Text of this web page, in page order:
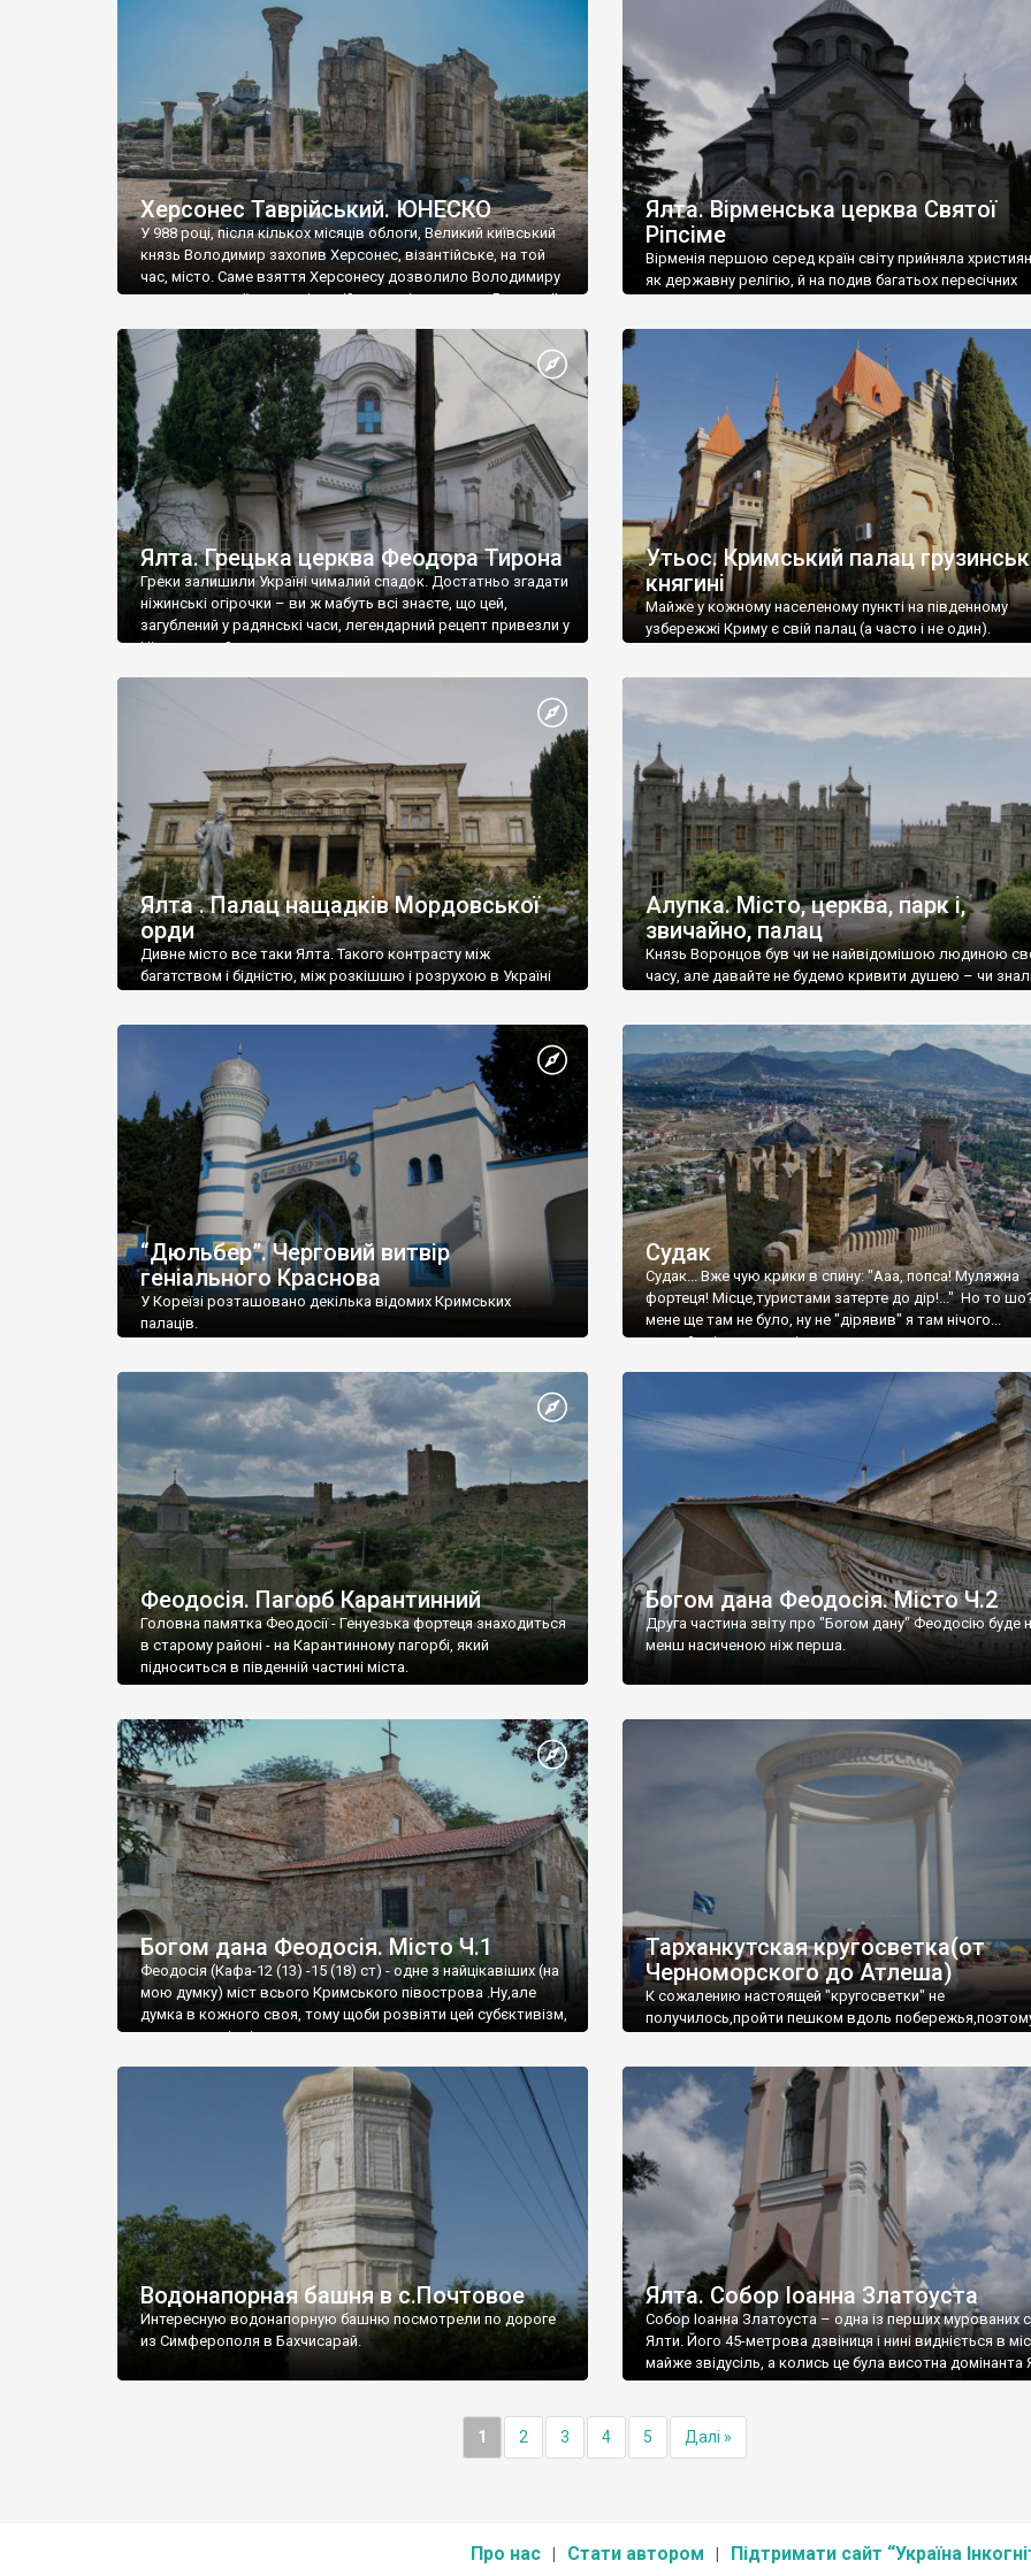
візантійської доби. Раритети викрадені з фондів об’єкту
культурної спадщини ЮНЕСКО «Херсонеса Таврійського».
Офіційно – на виставку «Золото Візантії», але експерти та
влада в Україні вважають це лише […]
називаються «повстяками» (postaki)…” “Вино. Крим
виробляє відмінне вино і його вдосталь: воно все
легке біле і дуже […]
Херсонес Таврійський. ЮНЕСКО
У 988 році, після кількох місяців облоги, Великий київський
князь Володимир захопив Херсонес, візантійське, на той
час, місто. Саме взяття Херсонесу дозволило Володимиру
диктувати свої умови візантійському імператору Василю ІІ,
Херсонесі Володимир-язичник, став Василем-
християнином. А потім було Хрещення Русі. На честь
Херсонесу Таврійського названо місто […]
Ялта. Вірменська церква Святої
Ріпсіме
Вірменія першою серед країн світу прийняла
як державну релігію, й на подив багатьох пересічних
Ялта. Грецька церква Феодора Тирона
Греки залишили Україні чималий спадок. Достатньо згадати
ніжинські огірочки – ви ж мабуть всі знаєте, що цей,
загублений у радянські часи, легендарний рецепт привезли у
Ніжин греки?
Утьос. Кримський палац
княгині
Майже у кожному населеному пункті на південному
узбережжі Криму є свій палац (а часто і не один).
Ялта . Палац нащадків Мордовської
орди
Дивне місто все таки Ялта. Такого контрасту між
багатством і бідністю, між розкішшю і розрухою в Україні
Алупка. Місто, церква, парк і,
звичайно, палац
Князь Воронцов був чи не найвідомішою людиною
часу, але давайте не будемо кривити душею – чи
“Дюльбер”. Черговий витвір
геніального Краснова
У Кореїзі розташовано декілька відомих Кримських
палаців.
Судак
Судак... Вже чую крики в спину: "Ааа, попса! Муляжна
фортеця! Місце,туристами затерте до дір!..." Но то
мене ще там не було, ну не "дірявив" я там нічого...
принаймні до цього літа.
Феодосія. Пагорб Карантинний
Головна памятка Феодосії - Генуезька фортеця знаходиться
в старому районі - на Карантинному пагорбі, який
підноситься в південній частині міста.
Богом дана Феодосія. Місто Ч.2
Друга частина звіту про "Богом дану" Феодосію буде
менш насиченою ніж перша.
Богом дана Феодосія. Місто Ч.1
Феодосія (Кафа-12 (13) -15 (18) ст) - одне з найцікавіших (на
мою думку) міст всього Кримського півострова .Ну,але
думка в кожного своя, тому щоби розвіяти цей субєктивізм,
запрошую відвідати це
Тарханкутская кругосветка(от
Черноморского до Атлеша)
К сожалению настоящей "кругосветки" не
получилось,пройти пешком вдоль
Водонапорная башня в с.Почтовое
Интересную водонапорную башню посмотрели по дороге
из Симферополя в Бахчисарай.
Ялта. Собор Іоанна Златоуста
Собор Іоанна Златоуста – одна із перших мурованих
Ялти. Його 45-метрова дзвіниця і нині видніється в
майже звідусіль, а колись це була висотна домінанта
1 2 3 4 5 Далі »
Про нас Стати автором Підтримати сайт “Україна